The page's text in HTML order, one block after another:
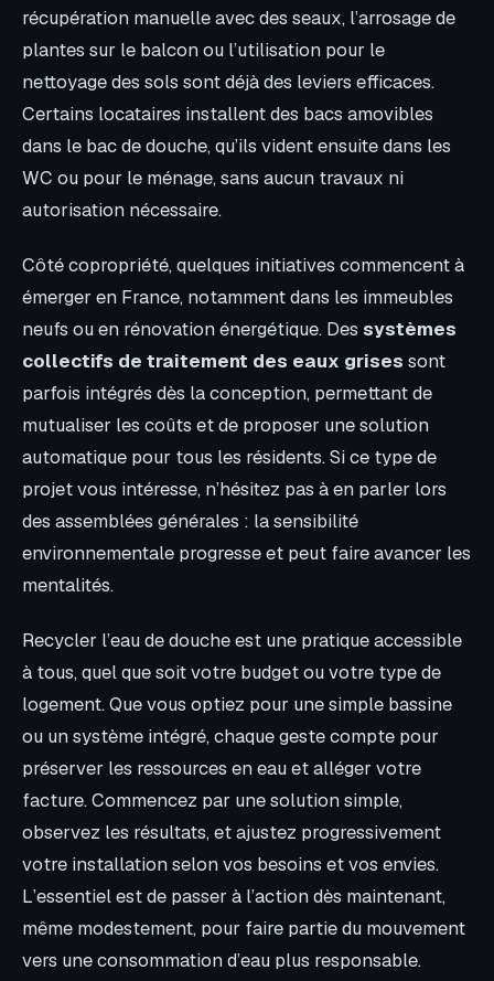
récupération manuelle avec des seaux, l’arrosage de
plantes sur le balcon ou l’utilisation pour le
nettoyage des sols sont déjà des leviers efficaces.
Certains locataires installent des bacs amovibles
dans le bac de douche, qu’ils vident ensuite dans les
WC ou pour le ménage, sans aucun travaux ni
autorisation nécessaire.
Côté copropriété, quelques initiatives commencent à
émerger en France, notamment dans les immeubles
neufs ou en rénovation énergétique. Des systèmes
collectifs de traitement des eaux grises sont
parfois intégrés dès la conception, permettant de
mutualiser les coûts et de proposer une solution
automatique pour tous les résidents. Si ce type de
projet vous intéresse, n’hésitez pas à en parler lors
des assemblées générales : la sensibilité
environnementale progresse et peut faire avancer les
mentalités.
Recycler l’eau de douche est une pratique accessible
à tous, quel que soit votre budget ou votre type de
logement. Que vous optiez pour une simple bassine
ou un système intégré, chaque geste compte pour
préserver les ressources en eau et alléger votre
facture. Commencez par une solution simple,
observez les résultats, et ajustez progressivement
votre installation selon vos besoins et vos envies.
L’essentiel est de passer à l’action dès maintenant,
même modestement, pour faire partie du mouvement
vers une consommation d’eau plus responsable.